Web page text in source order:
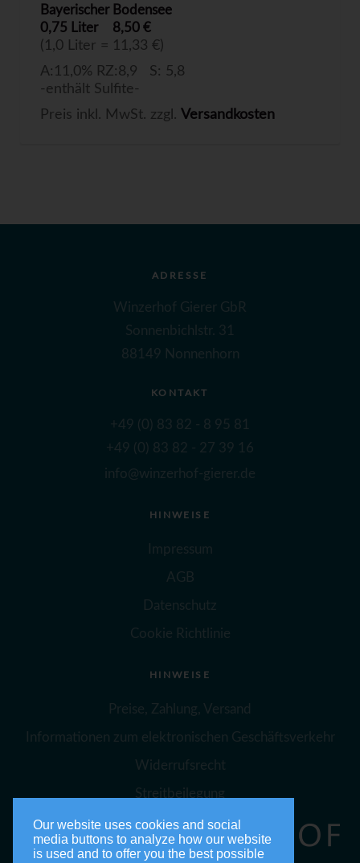
Bayerischer Bodensee
0,75 Liter
8,50 €
(1,0 Liter = 11,33 €)
A:11,0% RZ:8,9 S: 5,8
-enthält Sulfite-
Preis inkl. MwSt. zzgl. Versandkosten
ADRESSE
Winzerhof Gierer GbR
Sonnenbichlstr. 31
88149 Nonnenhorn
KONTAKT
+49 (0) 83 82 - 8 95 81
+49 (0) 83 82 - 27 39 16
info@winzerhof-gierer.de
HINWEISE
Impressum
AGB
Datenschutz
Cookie Richtlinie
HINWEISE
Preise, Zahlung, Versand
Informationen zum elektronischen Geschäftsverkehr
Widerrufsrecht
Streitbeilegung
Our website uses cookies and social
media buttons to analyze how our website
is used and to offer you the best possible